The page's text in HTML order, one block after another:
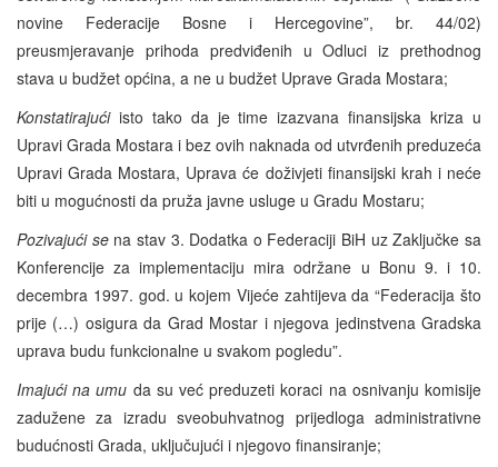
novine Federacije Bosne i Hercegovine”, br. 44/02)
preusmjeravanje prihoda predviđenih u Odluci iz prethodnog
stava u budžet općina, a ne u budžet Uprave Grada Mostara;
Konstatirajući isto tako da je time izazvana finansijska kriza u
Upravi Grada Mostara i bez ovih naknada od utvrđenih preduzeća
Upravi Grada Mostara, Uprava će doživjeti finansijski krah i neće
biti u mogućnosti da pruža javne usluge u Gradu Mostaru;
Pozivajući se na stav 3. Dodatka o Federaciji BiH uz Zaključke sa
Konferencije za implementaciju mira održane u Bonu 9. i 10.
decembra 1997. god. u kojem Vijeće zahtijeva da “Federacija što
prije (…) osigura da Grad Mostar i njegova jedinstvena Gradska
uprava budu funkcionalne u svakom pogledu”.
Imajući na umu da su već preduzeti koraci na osnivanju komisije
zadužene za izradu sveobuhvatnog prijedloga administrativne
budućnosti Grada, uključujući i njegovo finansiranje;